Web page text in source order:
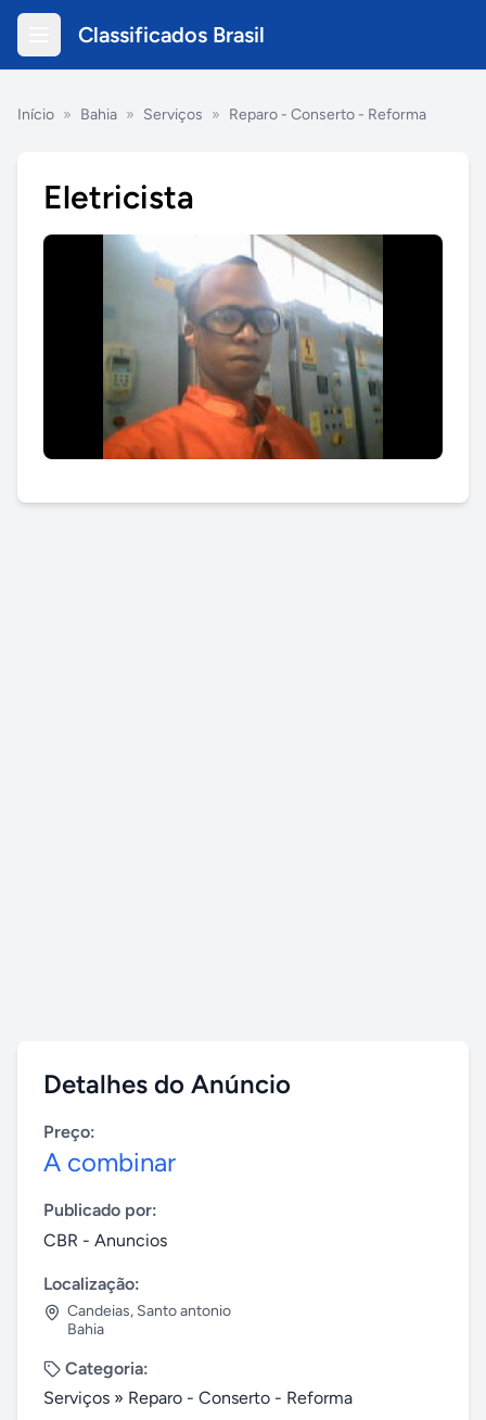
Classificados Brasil
Início » Bahia » Serviços » Reparo - Conserto - Reforma
Eletricista
Detalhes do Anúncio
Preço:
A combinar
Publicado por:
CBR - Anuncios
Localização:
Candeias, Santo antonio
Bahia
Categoria:
Serviços » Reparo - Conserto - Reforma